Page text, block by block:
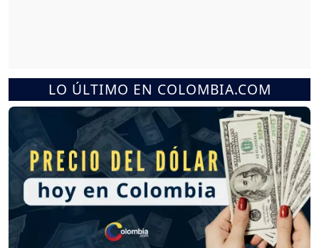
LO ÚLTIMO EN COLOMBIA.COM